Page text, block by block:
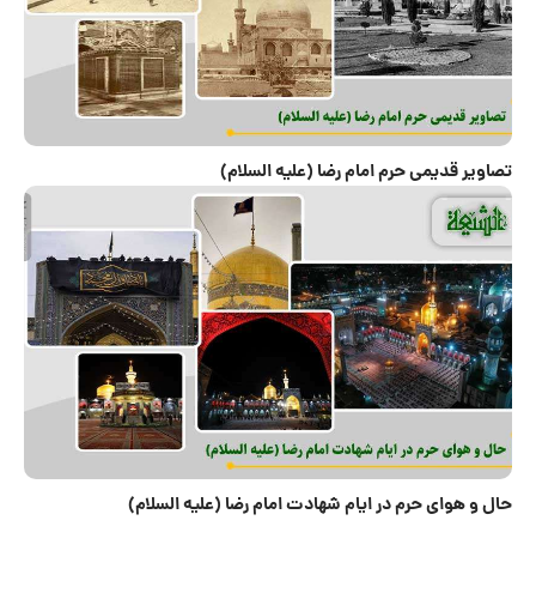
تصاویر قدیمی حرم امام رضا (علیه السلام)
حال و هوای حرم در ایام شهادت امام رضا (علیه السلام)